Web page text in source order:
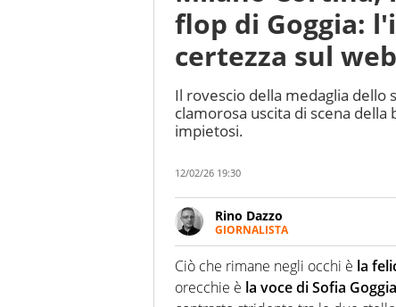
flop di Goggia:
certezza sul web
Il rovescio della medaglia dello
clamorosa uscita di scena della
impietosi.
12/02/26 19:30
Rino Dazzo
GIORNALISTA
Se mai ci fosse modo di
farebbe parte. Non si perde
curve
Ciò che rimane negli occhi è la
orecchie è la voce di Sofia